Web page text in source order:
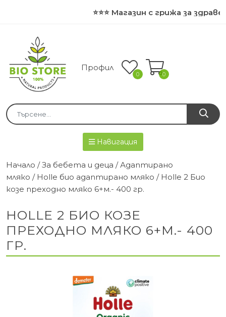
⭐⭐⭐ Магазин с грижа за
Профил
0 0
Навигация
Начало /За бебета и деца /Адаптирано
мляко / Holle био адаптирано мляко / Holle 2 Био
козе преходно мляко 6+м.- 400 гр.
HOLLE 2 БИО КОЗЕ
ПРЕХОДНО МЛЯКО 6+М.- 400
ГР.